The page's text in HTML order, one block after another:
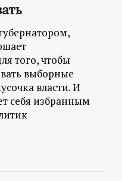
того, чтобы
выборные
власти. И
себя избранным